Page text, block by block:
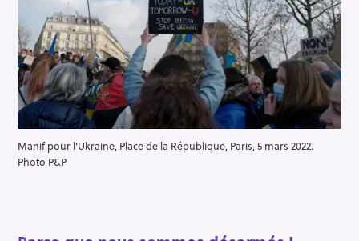
Manif pour l'Ukraine, Place de la République, Paris, 5 mars 2022.
Photo P&P